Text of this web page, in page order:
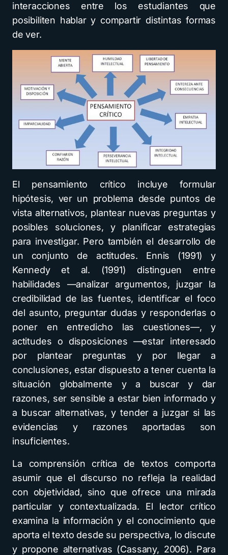
interacciones entre los estudiantes que
posibiliten hablar y compartir distintas formas
de ver.
El pensamiento crítico incluye formular
hipótesis, ver un problema desde puntos de
vista alternativos, plantear nuevas preguntas y
posibles soluciones, y planificar estrategias
para investigar. Pero también el desarrollo de
un conjunto de actitudes. Ennis (1991) y
Kennedy et al. (1991) distinguen entre
habilidades —analizar argumentos, juzgar la
credibilidad de las fuentes, identificar el foco
del asunto, preguntar dudas y responderlas o
poner en entredicho las cuestiones—, y
actitudes o disposiciones —estar interesado
por plantear preguntas y por llegar a
conclusiones, estar dispuesto a tener cuenta la
situación globalmente y a buscar y dar
razones, ser sensible a estar bien informado y
a buscar alternativas, y tender a juzgar si las
evidencias y razones aportadas son
insuficientes.
La comprensión crítica de textos comporta
asumir que el discurso no refleja la realidad
con objetividad, sino que ofrece una mirada
particular y contextualizada. El lector crítico
examina la información y el conocimiento que
aporta el texto desde su perspectiva, lo discute
y propone alternativas (Cassany, 2006). Para